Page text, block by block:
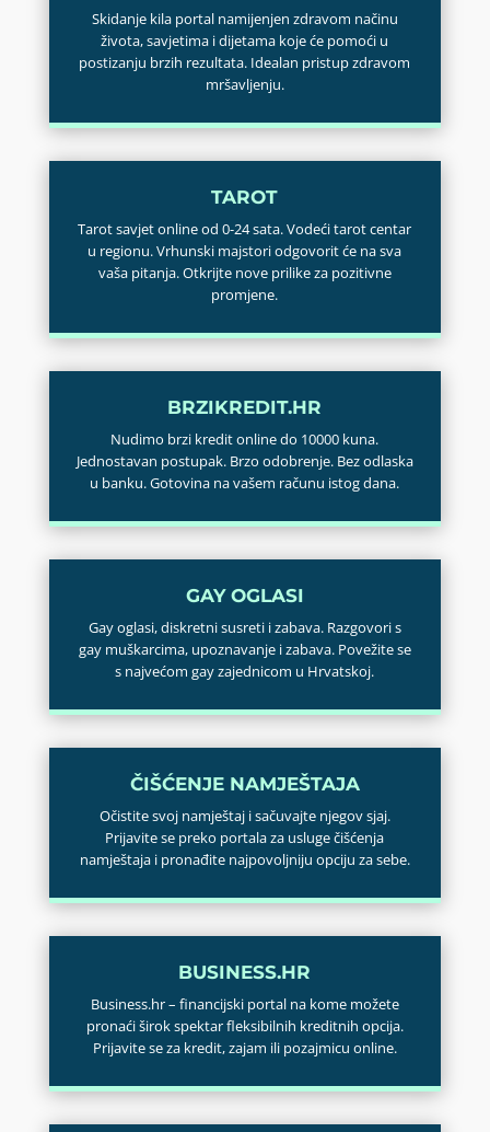
Skidanje kila portal namijenjen zdravom načinu
života, savjetima i dijetama koje će pomoći u
postizanju brzih rezultata. Idealan pristup zdravom
mršavljenju.
TAROT
Tarot savjet online od 0-24 sata. Vodeći tarot centar
u regionu. Vrhunski majstori odgovorit će na sva
vaša pitanja. Otkrijte nove prilike za pozitivne
promjene.
BRZIKREDIT.HR
Nudimo brzi kredit online do 10000 kuna.
Jednostavan postupak. Brzo odobrenje. Bez odlaska
u banku. Gotovina na vašem računu istog dana.
GAY OGLASI
Gay oglasi, diskretni susreti i zabava. Razgovori s
gay muškarcima, upoznavanje i zabava. Povežite se
s najvećom gay zajednicom u Hrvatskoj.
ČIŠĆENJE NAMJEŠTAJA
Očistite svoj namještaj i sačuvajte njegov sjaj.
Prijavite se preko portala za usluge čišćenja
namještaja i pronađite najpovoljniju opciju za sebe.
BUSINESS.HR
Business.hr – financijski portal na kome možete
pronaći širok spektar fleksibilnih kreditnih opcija.
Prijavite se za kredit, zajam ili pozajmicu online.